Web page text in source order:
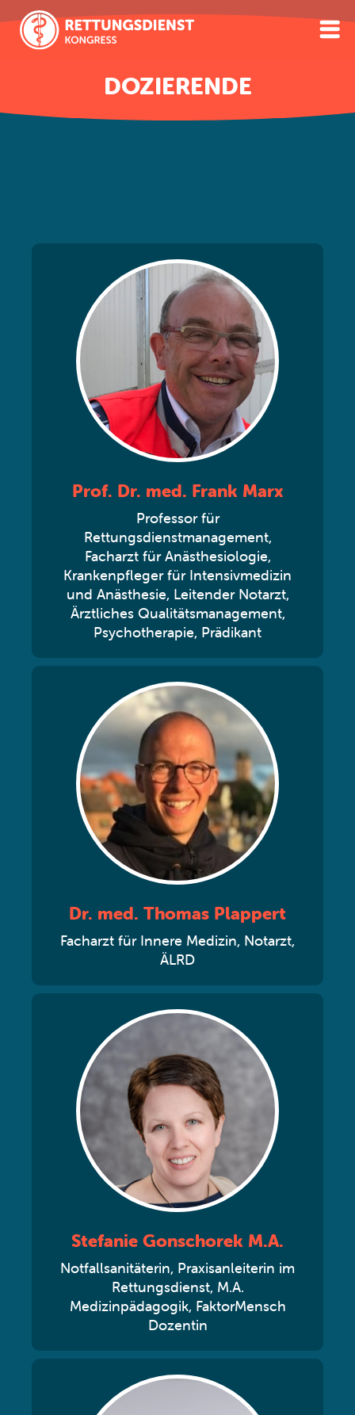
DOZIERENDE
Prof. Dr. med. Frank Marx
Professor für
Rettungsdienstmanagement,
Facharzt für Anästhesiologie,
Krankenpfleger für Intensivmedizin
und Anästhesie, Leitender Notarzt,
Ärztliches Qualitätsmanagement,
Psychotherapie, Prädikant
Dr. med. Thomas Plappert
Facharzt für Innere Medizin, Notarzt,
ÄLRD
Stefanie Gonschorek M.A.
Notfallsanitäterin, Praxisanleiterin im
Rettungsdienst, M.A.
Medizinpädagogik, FaktorMensch
Dozentin